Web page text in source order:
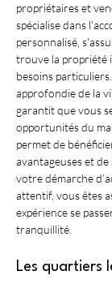
propriétaires et
spécialise dans
personnalisé,
trouve la propriété
besoins
approfondie de la
garantit que vous
opportunités du
permet de
avantageuses et
votre démarche
attentif, vous êtes
expérience se
tranquillité.
Les quartiers